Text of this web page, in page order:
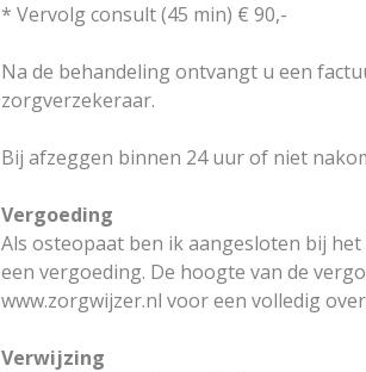
* Vervolg consult (45 min) € 90,-
Na de behandeling ontvangt u een
zorgverzekeraar.
Bij afzeggen binnen 24 uur of niet
Vergoeding
Als osteopaat ben ik aangesloten bij het
een vergoeding. De hoogte van de
www.zorgwijzer.nl voor een volledig
Verwijzing